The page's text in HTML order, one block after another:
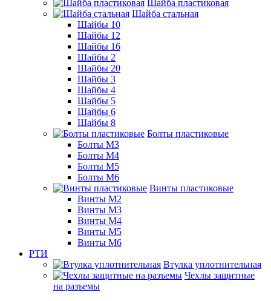
Шайба пластиковая
Шайба стальная
Шайбы 10
Шайбы 12
Шайбы 16
Шайбы 2
Шайбы 20
Шайбы 3
Шайбы 4
Шайбы 5
Шайбы 6
Шайбы 8
Болты пластиковые
Болты М3
Болты М4
Болты М5
Болты М6
Винты пластиковые
Винты М2
Винты М3
Винты М4
Винты М5
Винты М6
РТИ
Втулка уплотнительная
Чехлы защитные
на разъемы